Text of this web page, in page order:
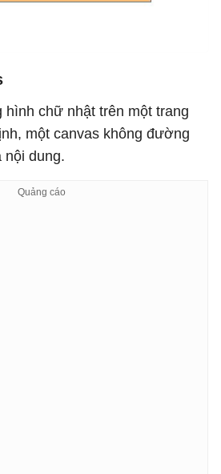
hình chữ nhật trên một trang
một canvas không đường
nội dung.